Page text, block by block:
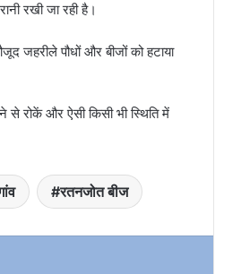
रखी जा रही है।
जहरीले पौधों और बीजों को हटाया
से रोकें और ऐसी किसी भी स्थिति में
रतनजोत बीज